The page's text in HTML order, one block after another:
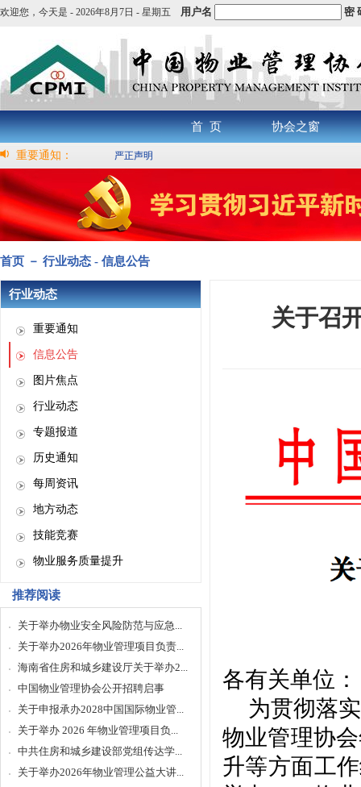
欢迎您， 今天是 - 2026年8月7日 - 星期五 用户名 密
首 页 协会之窗
重要通知： 严正声明
首页 － 行业动态 - 信息公告
行业动态
重要通知
信息公告
图片焦点
行业动态
专题报道
历史通知
每周资讯
地方动态
技能竞赛
物业服务质量提升
推荐阅读
关于举办物业安全风险防范与应急...
关于举办2026年物业管理项目负责...
海南省住房和城乡建设厅关于举办2...
中国物业管理协会公开招聘启事
关于申报承办2028中国国际物业管...
关于举办 2026 年物业管理项目负...
中共住房和城乡建设部党组传达学...
关于举办2026年物业管理公益大讲...
关于召
各有关单位：
为贯彻落
物业管理协
升等方面工